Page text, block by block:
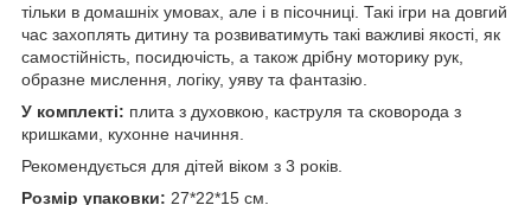
тільки в домашніх умовах, але і в пісочниці. Такі ігри на довгий
час захоплять дитину та розвиватимуть такі важливі якості, як
самостійність, посидючість, а також дрібну моторику рук,
образне мислення, логіку, уяву та фантазію.
У комплекті: плита з духовкою, каструля та сковорода з
кришками, кухонне начиння.
Рекомендується для дітей віком з 3 років.
Розмір упаковки: 27*22*15 см.